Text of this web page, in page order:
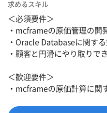
求めるスキル
＜必須要件＞
・mcframeの原価管理の開
・Oracle Databaseに関す
・顧客と円滑にやり取りで
＜歓迎要件＞
・mcframeの原価計算に関